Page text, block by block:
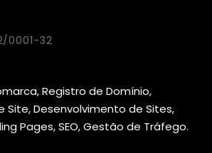
0001-32
Registro de Domínio,
Site, Desenvolvimento de Sites,
Pages, SEO, Gestão de Tráfego.